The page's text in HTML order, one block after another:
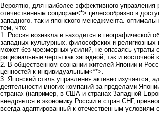
Вероятно, для наиболее эффективного управления
отечественным социорам<*> целесообразно и
западного, так и японского менеджмента,
тем, что:
1. Россия возникла и находится в географической
западных культурных, философских и религиозных
может без чрезмерных усилий, не опасаясь утраты
рациональные черты как западной, так и восточной
2. В общественном сознании жителей Японии и
ценностей к индивидуальным<**>.
3. Японский стиль управления активно изучается,
деятельности многих компаний за пределами
странах (например, в США и странах Западной
внедряется в экономику России и стран СНГ,
всегда адаптированный к отечественным условиям